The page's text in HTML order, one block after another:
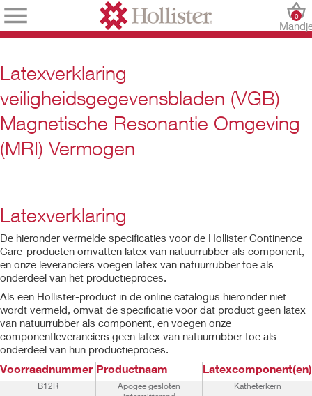
0
Latexverklaring
veiligheidsgegevensbladen (VGB)
Magnetische Resonantie Omgeving
(MRI) Vermogen
Latexverklaring
De hieronder vermelde specificaties voor de Hollister Continence
Care-producten omvatten latex van natuurrubber als component,
en onze leveranciers voegen latex van natuurrubber toe als
onderdeel van het productieproces.
Als een Hollister-product in de online catalogus hieronder niet
wordt vermeld, omvat de specificatie voor dat product geen latex
van natuurrubber als component, en voegen onze
componentleveranciers geen latex van natuurrubber toe als
onderdeel van hun productieproces.
Voorraadnummer Productnaam Latexcomponent(en)
B12R
Apogee gesloten
Katheterkern